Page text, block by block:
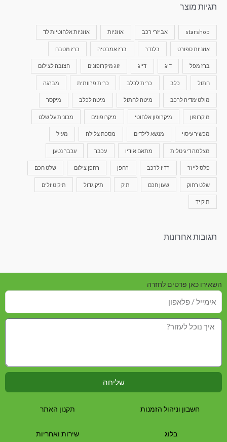
תגיות מוצר
starshop אביזרי רכב אוזניות אוזניות אלחוטיות לד
אוזניות ספורט בלנדר ברז אמבטיה ברז מטבח
ברז מפל דיג דייג זוג מיקרופונים חצובה לצילום
חתול כלב כרית לכלב כרית פרוותית מברגה
מולטימדיה לרכב מיטה לחתול מיטה לכלב מיקסר
מיקרופון מיקרופון אלחוטי מיקרופונים מכונית על שלט
מכשיר עיסוי מנשא לילדים מסכת צלילה מעיל
מצלמה דיגיטלית מתאם אודיו עכבר עכבר נטען
פלס לייזר רדיו לרכב רחפן רחפן צילום שלט חכם
שלט רחוק שעון חכם תיק תיק גדול תיק טיולים
תיק יד
תגובות אחרונות
השאירו כאן פרטים לחזרה
שליחה
חשבון וניהול הזמנות
בלוג
תקנון האתר
שירות ואחריות